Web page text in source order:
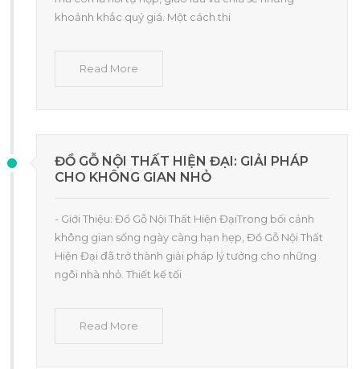
khoảnh khắc quý giá. Một cách thi
Read More
ĐỒ GỖ NỘI THẤT HIỆN ĐẠI: GIẢI PHÁP
CHO KHÔNG GIAN NHỎ
- Giới Thiệu: Đồ Gỗ Nội Thất Hiện ĐạiTrong bối cảnh
không gian sống ngày càng hạn hẹp, Đồ Gỗ Nội Thất
Hiện Đại đã trở thành giải pháp lý tưởng cho những
ngôi nhà nhỏ. Thiết kế tối
Read More